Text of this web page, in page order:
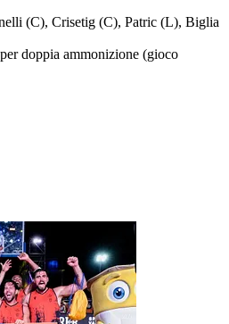
(C), Crisetig (C), Patric (L), Biglia
doppia ammonizione (gioco